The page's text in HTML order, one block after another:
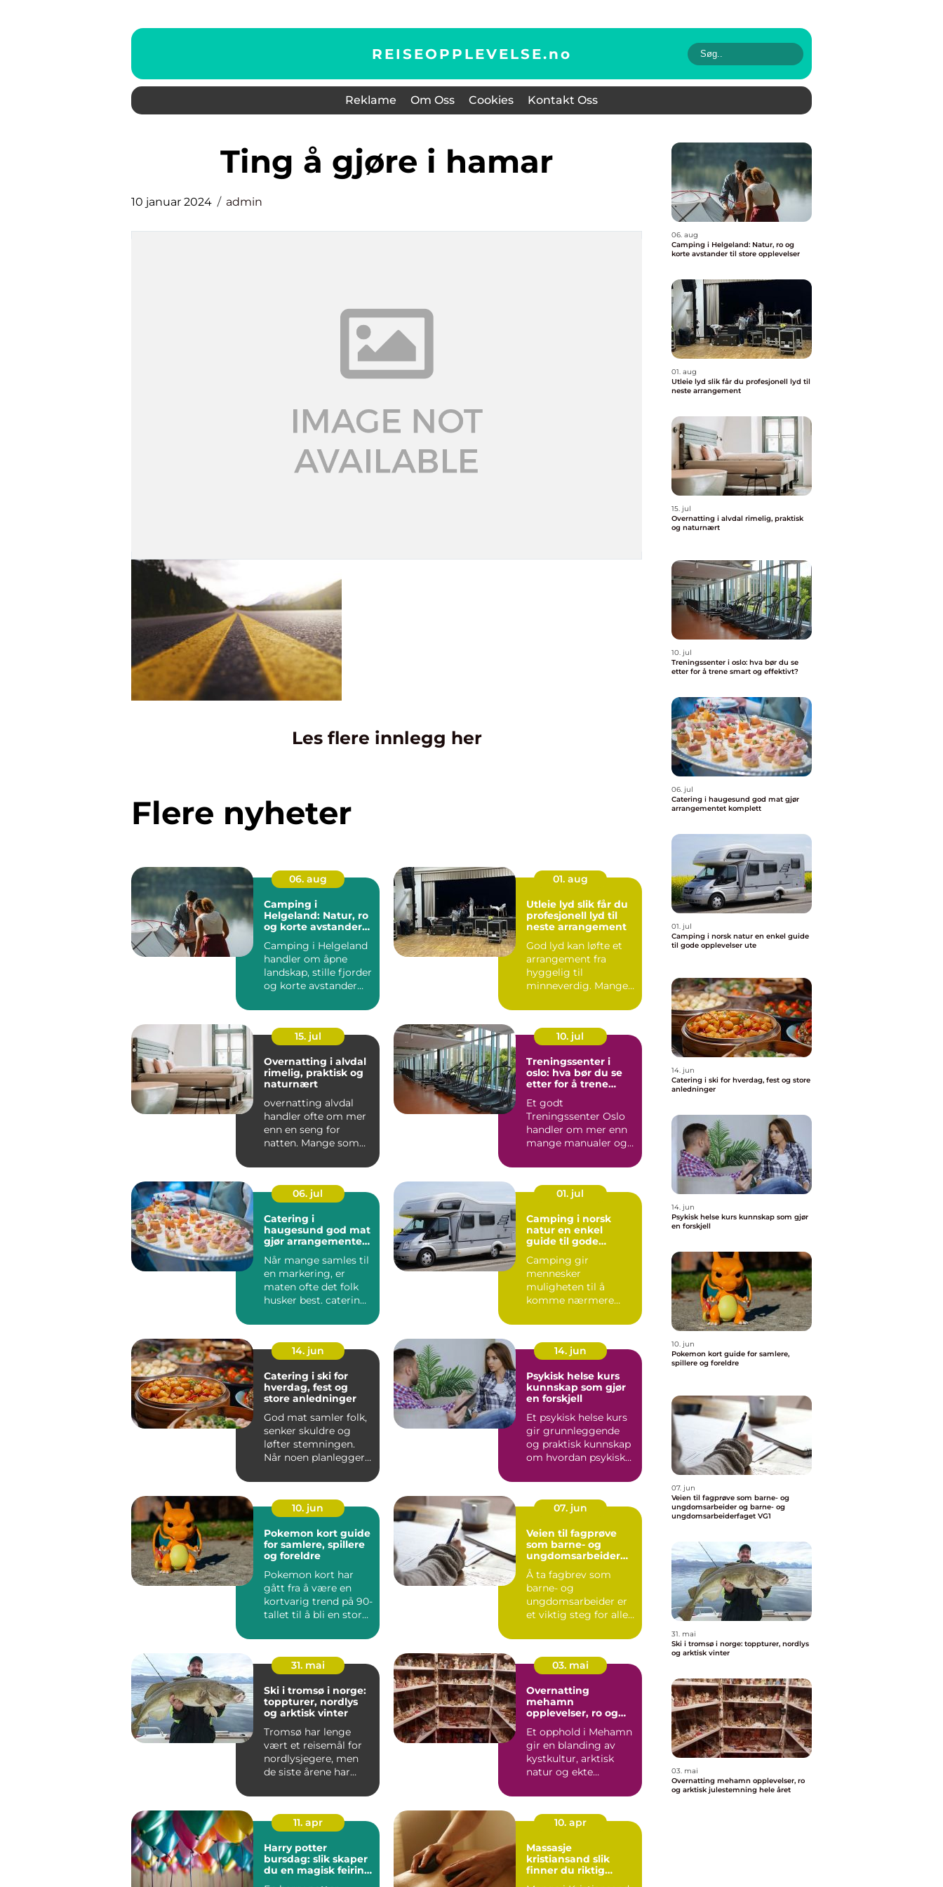
REISEOPPLEVELSE.no
Reklame Om Oss Cookies Kontakt Oss
ting å gjøre i hamar
10 januar 2024 admin
Les flere innlegg her
Flere nyheter
06. aug
Camping i
Helgeland: Natur, ro
og korte avstander
Camping i Helgeland
handler om åpne
landskap, stille fjorder
og korte avstander
01. aug
Utleie lyd slik får du
profesjonell lyd til
neste arrangement
God lyd kan løfte et
arrangement fra
hyggelig til
minneverdig. Mange
lokale fø...
15. jul
Overnatting i alvdal
rimelig, praktisk og
naturnært
overnatting alvdal
handler ofte om mer
enn en seng for
natten. Mange som
Østerdalen ø...
10. jul
Treningssenter i
oslo: hva bør du se
etter for å trene
Et godt
Treningssenter Oslo
handler om mer enn
mange manualer og
som vil trene...
06. jul
Catering i
haugesund god mat
gjør arrangementet
Når mange samles til
en markering, er
maten ofte det folk
husker best. catering
de...
01. jul
Camping i norsk
natur en enkel
guide til gode
Camping gir
mennesker
muligheten til å
komme nærmere
tempoet og leve
enklere for en s...
14. jun
Catering i ski for
hverdag, fest og
store anledninger
God mat samler folk,
senker skuldre og
løfter stemningen.
Når noen planlegger
...
14. jun
Psykisk helse kurs
kunnskap som gjør
en forskjell
Et psykisk helse kurs
gir grunnleggende
og praktisk kunnskap
om hvordan psykisk
10. jun
Pokemon kort guide
for samlere, spillere
og foreldre
Pokemon kort har
gått fra å være en
kortvarig trend på 90-
tallet til å bli en stor
07. jun
Veien til fagprøve
som barne- og
ungdomsarbeider
og barne- og
ungdomsarbeiderfa
get VG1
Å ta fagbrev som
barne- og
ungdomsarbeider er
et viktig steg for alle
31. mai
Ski i tromsø i norge:
toppturer, nordlys
og arktisk vinter
Tromsø har lenge
vært et reisemål for
nordlysjegere, men
de siste årene har
tydel...
03. mai
Overnatting
mehamn
opplevelser, ro og
hele året
Et opphold i Mehamn
gir en blanding av
kystkultur, arktisk
natur og ekte
Mang...
11. apr
Harry potter
bursdag: slik skaper
du en magisk feiring
10. apr
Massasje
kristiansand slik
finner du riktig
06. aug
Camping i Helgeland: Natur, ro og
korte avstander til store opplevelser
01. aug
Utleie lyd slik får du profesjonell lyd til
neste arrangement
15. jul
Overnatting i alvdal rimelig, praktisk
og naturnært
10. jul
Treningssenter i oslo: hva bør du se
etter for å trene smart og effektivt?
06. jul
Catering i haugesund god mat gjør
arrangementet komplett
01. jul
Camping i norsk natur en enkel guide
til gode opplevelser ute
14. jun
Catering i ski for hverdag, fest og store
anledninger
14. jun
Psykisk helse kurs kunnskap som gjør
en forskjell
10. jun
Pokemon kort guide for samlere,
spillere og foreldre
07. jun
Veien til fagprøve som barne- og
ungdomsarbeider og barne- og
ungdomsarbeiderfaget VG1
31. mai
Ski i tromsø i norge: toppturer, nordlys
og arktisk vinter
03. mai
Overnatting mehamn opplevelser, ro
og arktisk julestemning hele året